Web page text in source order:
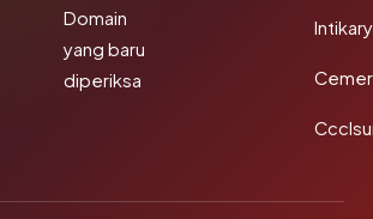
Domain
yang baru
diperiksa